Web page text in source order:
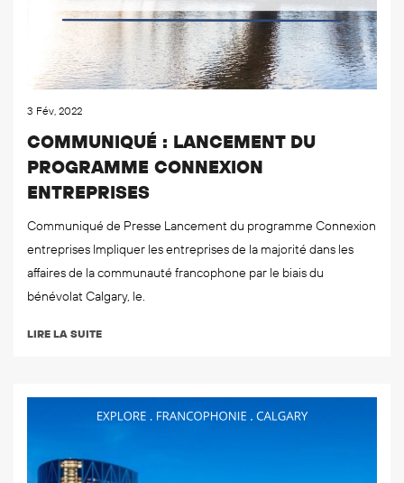
3 Fév, 2022
COMMUNIQUÉ : LANCEMENT DU
PROGRAMME CONNEXION
ENTREPRISES
Communiqué de Presse Lancement du programme Connexion
entreprises Impliquer les entreprises de la majorité dans les
affaires de la communauté francophone par le biais du
bénévolat Calgary, le.
LIRE LA SUITE